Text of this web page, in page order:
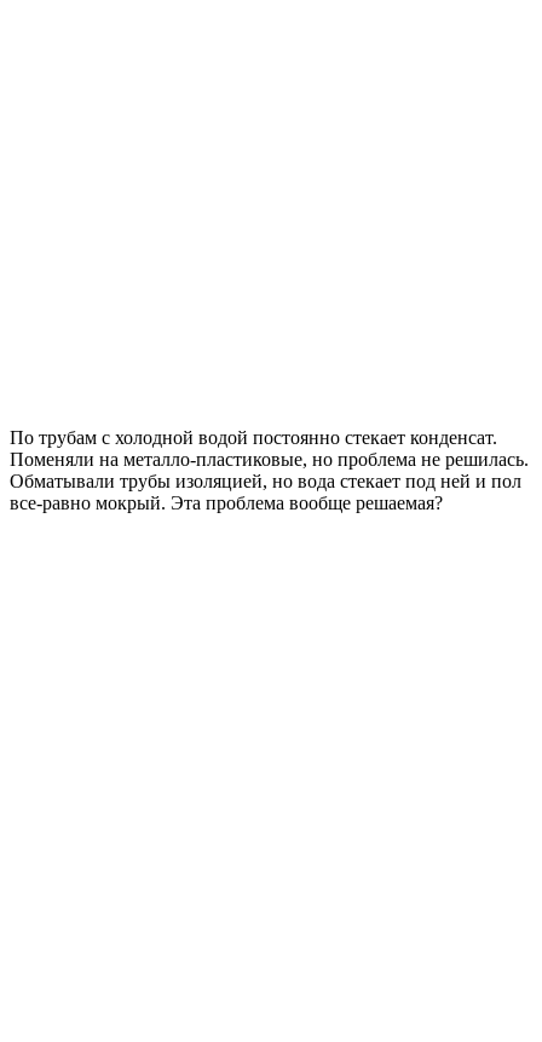
По трубам с холодной водой постоянно стекает конденсат.
Поменяли на металло-пластиковые, но проблема не решилась.
Обматывали трубы изоляцией, но вода стекает под ней и пол
все-равно мокрый. Эта проблема вообще решаемая?